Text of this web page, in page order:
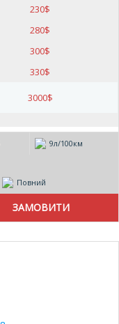
230$
280$
300$
330$
3000$
9л/100км
Повний